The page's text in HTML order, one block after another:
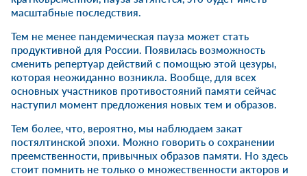
масштабные последствия.
Тем не менее пандемическая пауза может стать
продуктивной для России. Появилась возможность
сменить репертуар действий с помощью этой цезуры,
которая неожиданно возникла. Вообще, для всех
основных участников противостояний памяти сейчас
наступил момент предложения новых тем и образов.
Тем более, что, вероятно, мы наблюдаем закат
постялтинской эпохи. Можно говорить о сохранении
преемственности, привычных образов памяти. Но здесь
стоит помнить не только о множественности акторов и